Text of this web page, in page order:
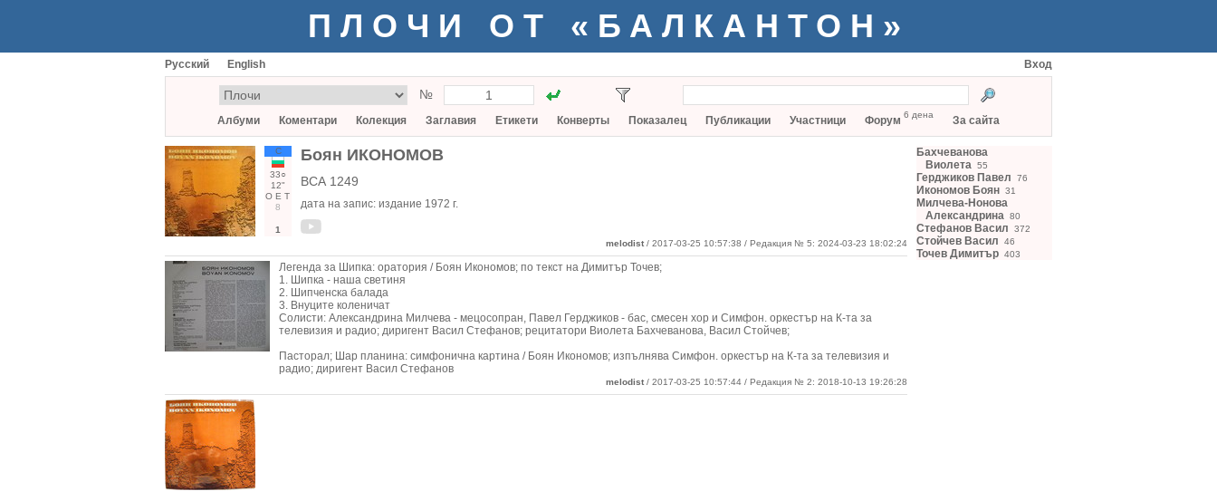
ПЛОЧИ ОТ «БАЛКАНТОН»
Русский English Вход
№
Албуми Коментари Колекция Заглавия Етикети Конверты Показалец Публикации Участници Форум 6 дена За сайта
С
33○
12"
О Е Т
8
1
Боян ИКОНОМОВ
ВСА 1249
дата на запис: издание 1972 г.
melodist / 2017-03-25 10:57:38 / Редакция № 5: 2024-03-23 18:02:24
Легенда за Шипка: оратория / Боян Икономов; по текст на Димитър Точев;
1. Шипка - наша светиня
2. Шипченска балада
3. Внуците коленичат
Солисти: Александрина Милчева - мецосопран, Павел Герджиков - бас, смесен хор и Симфон. оркестър на К-та за
телевизия и радио; диригент Васил Стефанов; рецитатори Виолета Бахчеванова, Васил Стойчев;
Пасторал; Шар планина: симфонична картина / Боян Икономов; изпълнява Симфон. оркестър на К-та за телевизия и
радио; диригент Васил Стефанов
melodist / 2017-03-25 10:57:44 / Редакция № 2: 2018-10-13 19:26:28
Бахчеванова
Виолета 55
Герджиков Павел 76
Икономов Боян 31
Милчева-Нонова
Александрина 80
Стефанов Васил 372
Стойчев Васил 46
Точев Димитър 403